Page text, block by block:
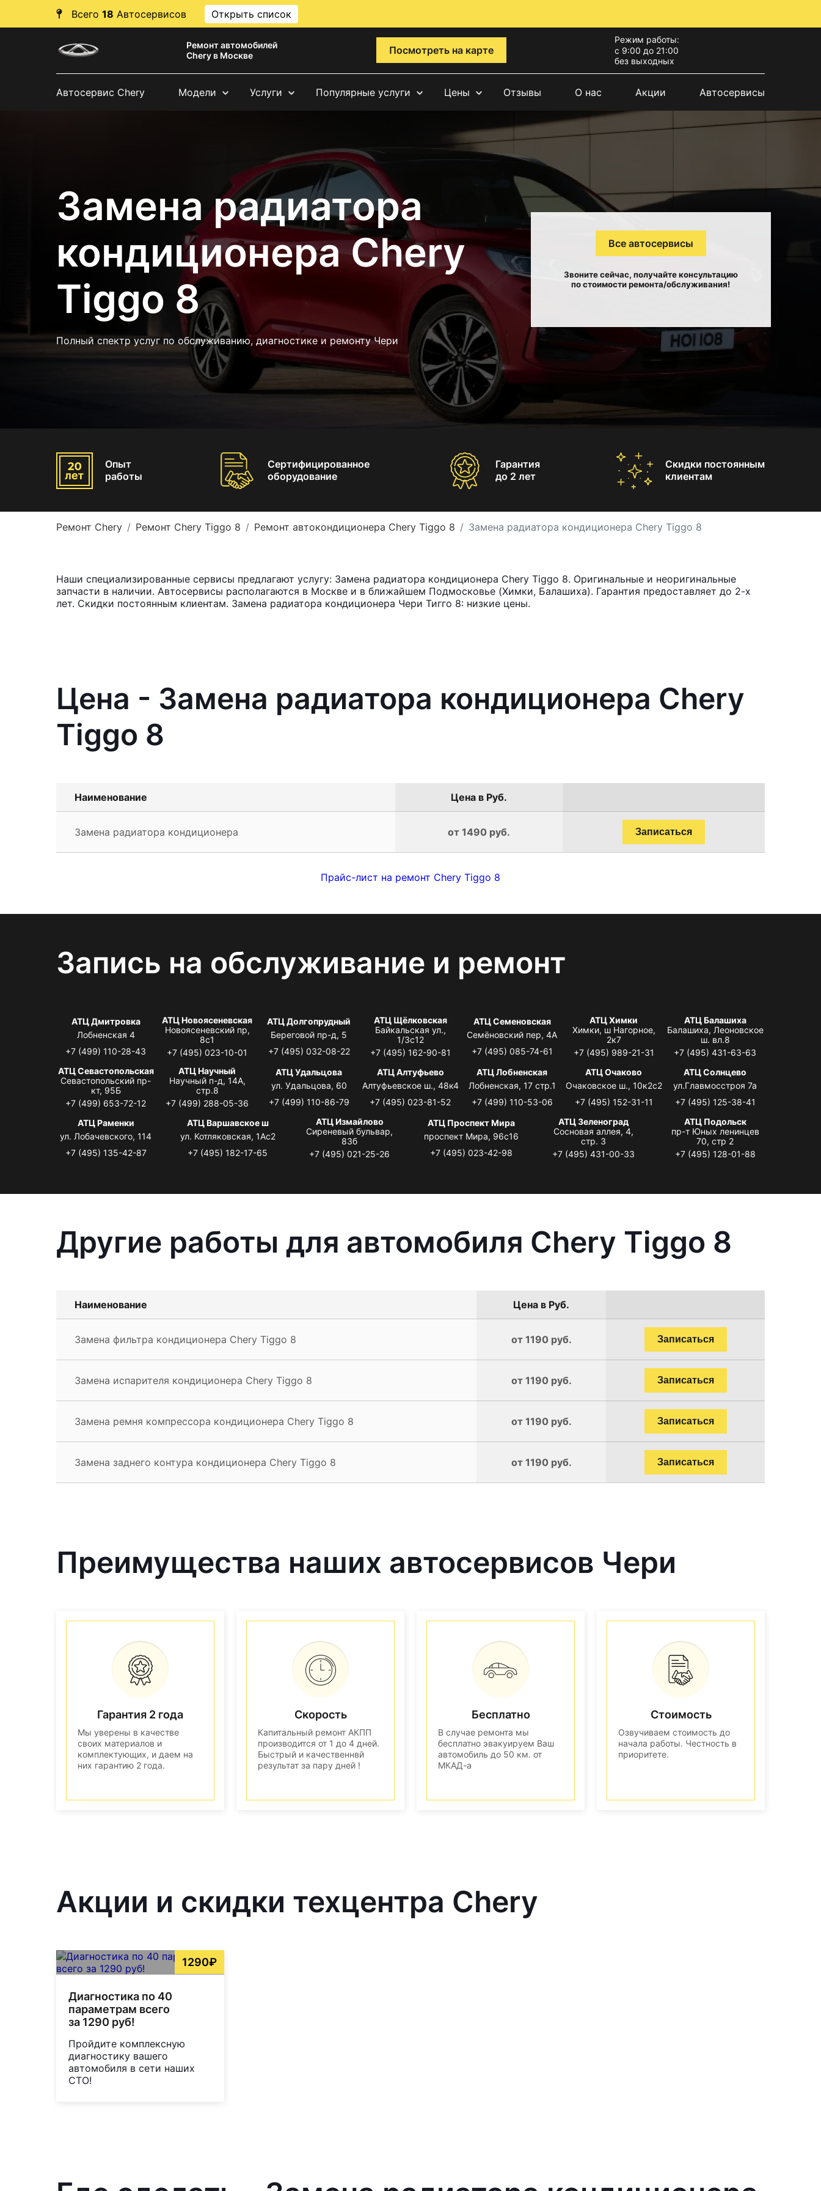
Всего 18 Автосервисов Открыть список
Ремонт автомобилей
Chery в Москве
Посмотреть на карте
Режим работы:
с 9:00 до 21:00
без выходных
Автосервис Chery Модели Услуги Популярные услуги Цены Отзывы О нас Акции Автосервисы
Замена радиатора
кондиционера Chery
Tiggo 8
Полный спектр услуг по обслуживанию, диагностике и ремонту Чери
Все автосервисы
Звоните сейчас, получайте консультацию
по стоимости ремонта/обслуживания!
Опыт
работы
Сертифицированное
оборудование
Гарантия
до 2 лет
Скидки постоянным
клиентам
Ремонт Chery Ремонт Chery Tiggo 8 Ремонт автокондиционера Chery Tiggo 8 Замена радиатора кондиционера Chery Tiggo 8
Наши специализированные сервисы предлагают услугу: Замена радиатора кондиционера Chery Tiggo 8. Оригинальные и неоригинальные
запчасти в наличии. Автосервисы располагаются в Москве и в ближайшем Подмосковье (Химки, Балашиха). Гарантия предоставляет до 2-х
лет. Скидки постоянным клиентам. Замена радиатора кондиционера Чери Тигго 8: низкие цены.
Цена - Замена радиатора кондиционера Chery
Tiggo 8
Наименование Цена в Руб.
Замена радиатора кондиционера от 1490 руб. Записаться
Прайс-лист на ремонт Chery Tiggo 8
Запись на обслуживание и ремонт
АТЦ Дмитровка
Лобненская 4
+7 (499) 110-28-43
АТЦ Новоясеневская
Новоясеневский пр,
8с1
+7 (495) 023-10-01
АТЦ Долгопрудный
Береговой пр-д, 5
+7 (495) 032-08-22
АТЦ Щёлковская
Байкальская ул.,
1/3с12
+7 (495) 162-90-81
АТЦ Семеновская
Семёновский пер, 4А
+7 (495) 085-74-61
АТЦ Химки
Химки, ш Нагорное,
2к7
+7 (495) 989-21-31
АТЦ Балашиха
Балашиха, Леоновское
ш. вл.8
+7 (495) 431-63-63
АТЦ Севастопольская
Севастопольский пр-
кт, 95Б
+7 (499) 653-72-12
АТЦ Научный
Научный п-д, 14А,
стр.8
+7 (499) 288-05-36
АТЦ Удальцова
ул. Удальцова, 60
+7 (499) 110-86-79
АТЦ Алтуфьево
Алтуфьевское ш., 48к4
+7 (495) 023-81-52
АТЦ Лобненская
Лобненская, 17 стр.1
+7 (499) 110-53-06
АТЦ Очаково
Очаковское ш., 10к2с2
+7 (495) 152-31-11
АТЦ Солнцево
ул.Главмосстроя 7а
+7 (495) 125-38-41
АТЦ Раменки
ул. Лобачевского, 114
+7 (495) 135-42-87
АТЦ Варшавское ш
ул. Котляковская, 1Ас2
+7 (495) 182-17-65
АТЦ Измайлово
Сиреневый бульвар,
83б
+7 (495) 021-25-26
АТЦ Проспект Мира
проспект Мира, 96с16
+7 (495) 023-42-98
АТЦ Зеленоград
Сосновая аллея, 4,
стр. 3
+7 (495) 431-00-33
АТЦ Подольск
пр-т Юных ленинцев
70, стр 2
+7 (495) 128-01-88
Другие работы для автомобиля Chery Tiggo 8
Наименование Цена в Руб.
Замена фильтра кондиционера Chery Tiggo 8 от 1190 руб. Записаться
Замена испарителя кондиционера Chery Tiggo 8 от 1190 руб. Записаться
Замена ремня компрессора кондиционера Chery Tiggo 8 от 1190 руб. Записаться
Замена заднего контура кондиционера Chery Tiggo 8 от 1190 руб. Записаться
Преимущества наших автосервисов Чери
Гарантия 2 года
Мы уверены в качестве
своих материалов и
комплектующих, и даем на
них гарантию 2 года.
Скорость
Капитальный ремонт АКПП
производится от 1 до 4 дней.
Быстрый и качественнвй
результат за пару дней !
Бесплатно
В случае ремонта мы
бесплатно эвакуируем Ваш
автомобиль до 50 км. от
МКАД-а
Стоимость
Озвучиваем стоимость до
начала работы. Честность в
приоритете.
Акции и скидки техцентра Chery
1290₽
Диагностика по 40
параметрам всего
за 1290 руб!
Пройдите комплексную
диагностику вашего
автомобиля в сети наших
СТО!